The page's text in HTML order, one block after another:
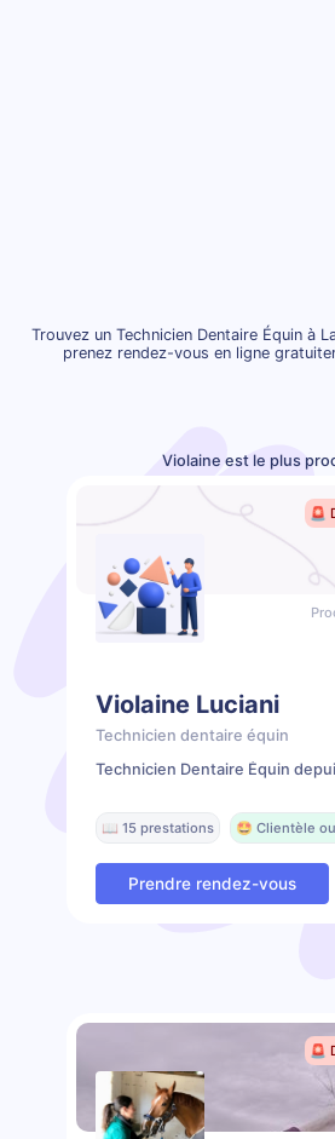
Trouvez un Technicien Dentaire Équin à
prenez rendez-vous en ligne
Violaine est le plus
🚨
Violaine Luciani
Technicien dentaire équin
Technicien Dentaire Équin
📖 15 prestations 🤩 Clientèle
Prendre rendez-vous
🚨